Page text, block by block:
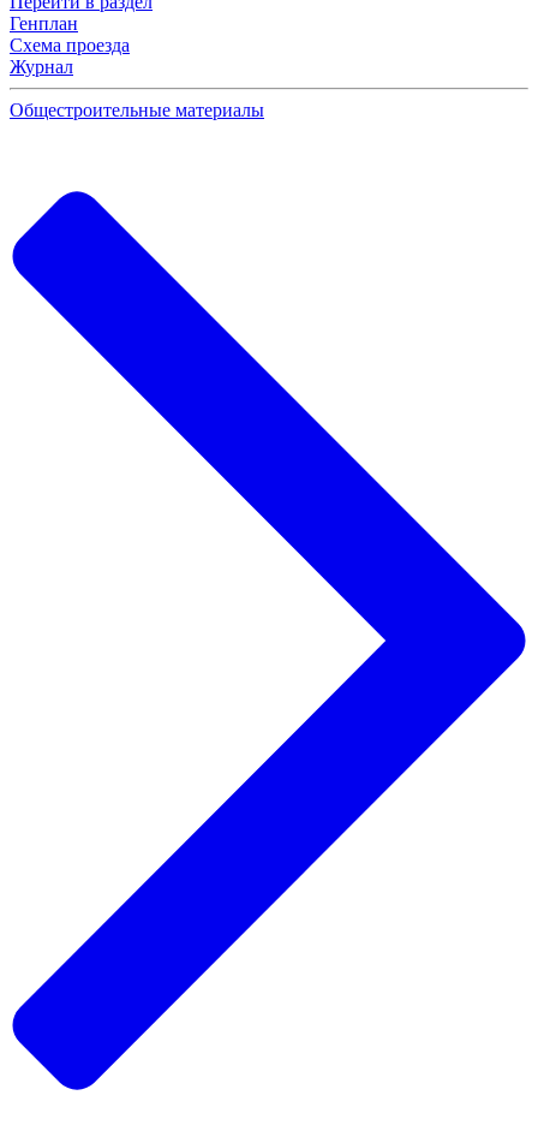
Генплан
Схема проезда
Журнал
Общестроительные материалы